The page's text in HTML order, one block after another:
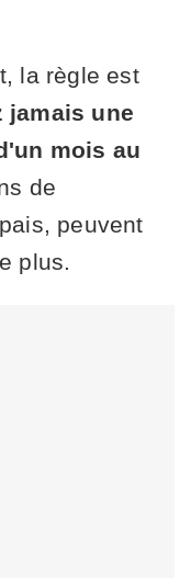
la règle est
jamais une
mois au
de
peuvent
plus.